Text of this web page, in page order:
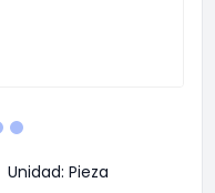
Unidad: Pieza